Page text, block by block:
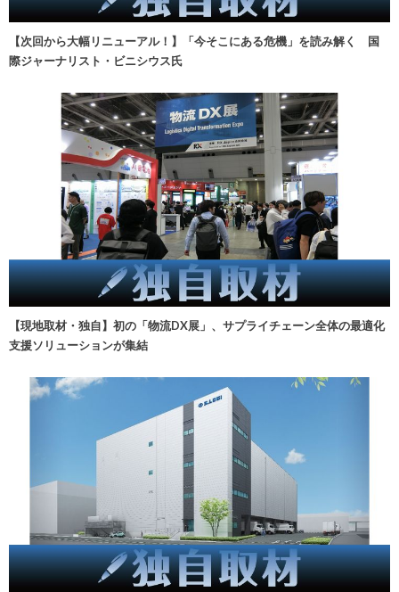
【次回から大幅リニューアル！】「今そこにある危機」を読み解く 国
際ジャーナリスト・ビニシウス氏
【現地取材・独自】初の「物流DX展」、サプライチェーン全体の最適化
支援ソリューションが集結